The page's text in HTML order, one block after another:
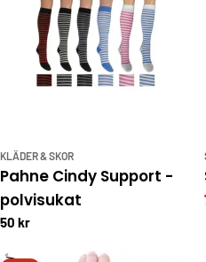
KLÄDER & SKOR
Pahne Cindy Support -
polvisukat
50 kr